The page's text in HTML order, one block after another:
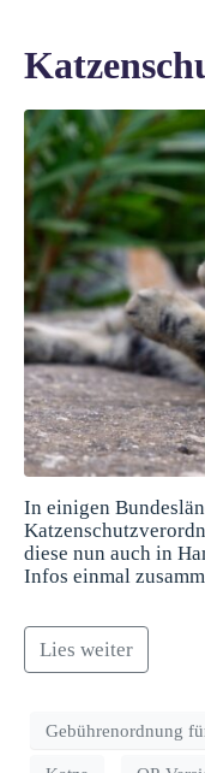
In einigen
diese nun auch in
Infos einmal
Lies weiter
Gebührenordnung